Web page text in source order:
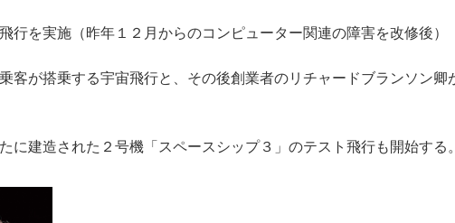
を実施（昨年１２月からのコンピューター関連の障害を改修後）
が搭乗する宇宙飛行と、その後創業者のリチャードブランソン卿
建造された２号機「スペースシップ３」のテスト飛行も開始する。